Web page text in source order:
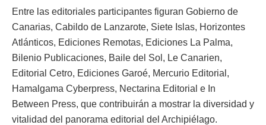
Entre las editoriales participantes figuran Gobierno de
Canarias, Cabildo de Lanzarote, Siete Islas, Horizontes
Atlánticos, Ediciones Remotas, Ediciones La Palma,
Bilenio Publicaciones, Baile del Sol, Le Canarien,
Editorial Cetro, Ediciones Garoé, Mercurio Editorial,
Hamalgama Cyberpress, Nectarina Editorial e In
Between Press, que contribuirán a mostrar la diversidad y
vitalidad del panorama editorial del Archipiélago.